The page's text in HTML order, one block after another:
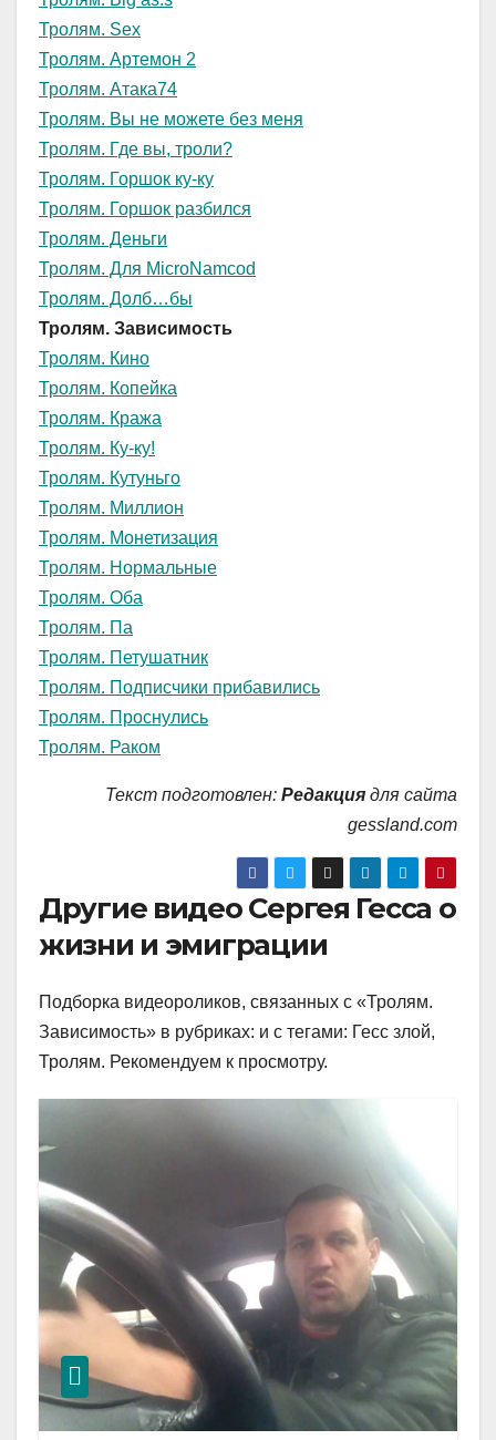
Тролям. Sex
Тролям. Артемон 2
Тролям. Атака74
Тролям. Вы не можете без меня
Тролям. Где вы, троли?
Тролям. Горшок ку-ку
Тролям. Горшок разбился
Тролям. Деньги
Тролям. Для MicroNamcod
Тролям. Долб…бы
Тролям. Зависимость
Тролям. Кино
Тролям. Копейка
Тролям. Кража
Тролям. Ку-ку!
Тролям. Кутуньго
Тролям. Миллион
Тролям. Монетизация
Тролям. Нормальные
Тролям. Оба
Тролям. Па
Тролям. Петушатник
Тролям. Подписчики прибавились
Тролям. Проснулись
Тролям. Раком
Текст подготовлен: Редакция для сайта
gessland.com
Другие видео Сергея Гесса о
жизни и эмиграции
Подборка видеороликов, связанных с «Тролям.
Зависимость» в рубриках: и с тегами: Гесс злой,
Тролям. Рекомендуем к просмотру.